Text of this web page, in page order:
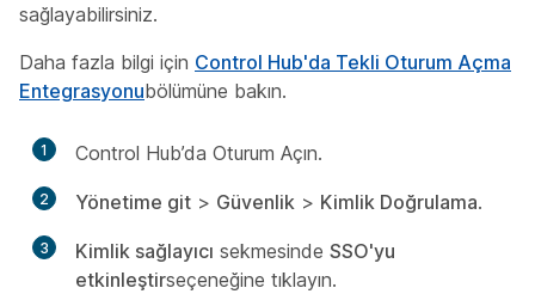
sağlayabilirsiniz.
Daha fazla bilgi için Control Hub'da Tekli Oturum Açma
Entegrasyonubölümüne bakın.
1 Control Hub’da Oturum Açın.
2 Yönetime git > Güvenlik > Kimlik Doğrulama.
3 Kimlik sağlayıcı sekmesinde SSO'yu
etkinleştirseçeneğine tıklayın.